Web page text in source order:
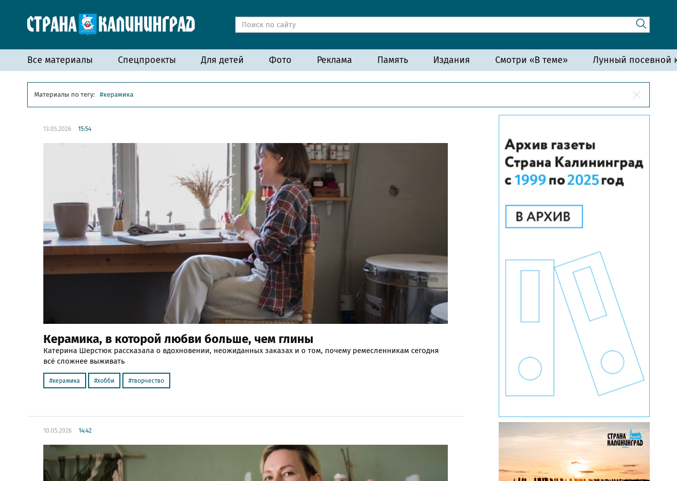
Все материалы Спецпроекты Для детей Фото Реклама Память Издания Смотри «В теме» Лунный посевной
Материалы по тегу: керамика
13.05.2026 15:54
Керамика, в которой любви больше, чем глины
Катерина Шерстюк рассказала о вдохновении, неожиданных заказах и о том, почему ремесленникам сегодня
всё сложнее выживать
керамика хобби творчество
10.05.2026 14:42